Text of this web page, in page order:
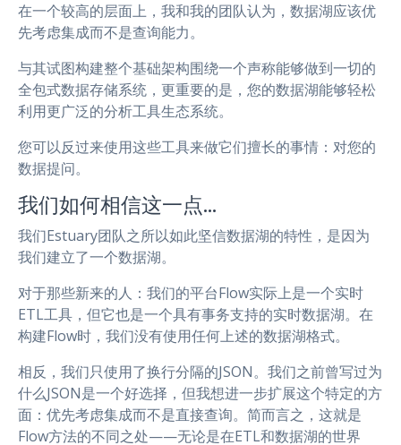
在一个较高的层面上，我和我的团队认为，数据湖应该优
先考虑集成而不是查询能力。
与其试图构建整个基础架构围绕一个声称能够做到一切的
全包式数据存储系统，更重要的是，您的数据湖能够轻松
利用更广泛的分析工具生态系统。
您可以反过来使用这些工具来做它们擅长的事情：对您的
数据提问。
我们如何相信这一点…
我们Estuary团队之所以如此坚信数据湖的特性，是因为
我们建立了一个数据湖。
对于那些新来的人：我们的平台Flow实际上是一个实时
ETL工具，但它也是一个具有事务支持的实时数据湖。在
构建Flow时，我们没有使用任何上述的数据湖格式。
相反，我们只使用了换行分隔的JSON。我们之前曾写过为
什么JSON是一个好选择，但我想进一步扩展这个特定的方
面：优先考虑集成而不是直接查询。简而言之，这就是
Flow方法的不同之处——无论是在ETL和数据湖的世界